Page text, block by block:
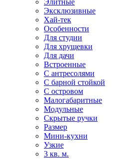
Элитные
Эксклюзивные
Хай-тек
Особенности
Для студии
Для хрущевки
Для дачи
Встроенные
С антресолями
С барной стойкой
С островом
Малогабаритные
Модульные
Скрытые ручки
Размер
Мини-кухни
Узкие
3 кв. м.